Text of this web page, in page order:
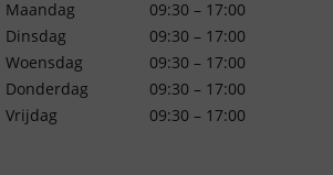
Maandag
Dinsdag
Woensdag
Donderdag
Vrijdag
09:30 – 17:00
09:30 – 17:00
09:30 – 17:00
09:30 – 17:00
09:30 – 17:00